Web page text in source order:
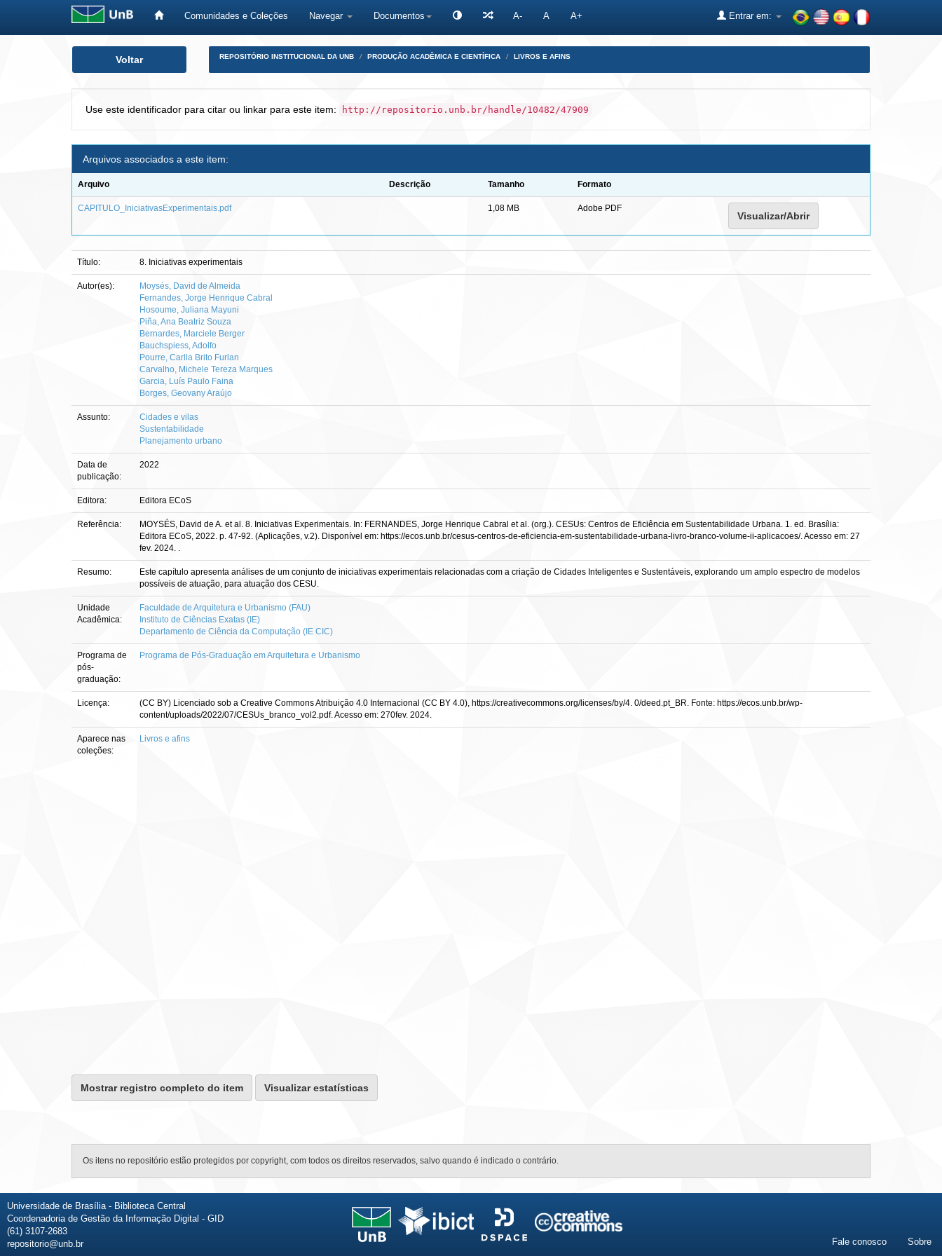
Comunidades e Coleções Navegar Documentos A- A A+ Entrar em:
Voltar REPOSITÓRIO INSTITUCIONAL DA UNB PRODUÇÃO ACADÊMICA E CIENTÍFICA LIVROS E AFINS
Use este identificador para citar ou linkar para este item: http://repositorio.unb.br/handle/10482/47909
Arquivos associados a este item:
Arquivo Descrição Tamanho Formato
CAPITULO_IniciativasExperimentais.pdf 1,08 MB Adobe PDF
Visualizar/Abrir
Título: 8. Iniciativas experimentais
Autor(es):
Moysés, David de Almeida
Fernandes, Jorge Henrique Cabral
Hosoume, Juliana Mayuni
Piña, Ana Beatriz Souza
Bernardes, Marciele Berger
Bauchspiess, Adolfo
Pourre, Carlla Brito Furlan
Carvalho, Michele Tereza Marques
Garcia, Luís Paulo Faina
Borges, Geovany Araújo
Assunto:
Cidades e vilas
Sustentabilidade
Planejamento urbano
Data de
publicação:
2022
Editora: Editora ECoS
Referência:
MOYSÉS, David de A. et al. 8. Iniciativas Experimentais. In: FERNANDES, Jorge Henrique Cabral et al. (org.). CESUs: Centros de Eficiência em Sustentabilidade Urbana. 1. ed. Brasília:
Editora ECoS, 2022. p. 47-92. (Aplicações, v.2). Disponível em: https://ecos.unb.br/cesus-centros-de-eficiencia-em-sustentabilidade-urbana-livro-branco-volume-ii-aplicacoes/. Acesso em: 27
fev. 2024. .
Resumo:
Este capítulo apresenta análises de um conjunto de iniciativas experimentais relacionadas com a criação de Cidades Inteligentes e Sustentáveis, explorando um amplo espectro de modelos
possíveis de atuação, para atuação dos CESU.
Unidade
Acadêmica:
Faculdade de Arquitetura e Urbanismo (FAU)
Instituto de Ciências Exatas (IE)
Departamento de Ciência da Computação (IE CIC)
Programa de
pós-
graduação:
Programa de Pós-Graduação em Arquitetura e Urbanismo
Licença:
(CC BY) Licenciado sob a Creative Commons Atribuição 4.0 Internacional (CC BY 4.0), https://creativecommons.org/licenses/by/4. 0/deed.pt_BR. Fonte: https://ecos.unb.br/wp-
content/uploads/2022/07/CESUs_branco_vol2.pdf. Acesso em: 270fev. 2024.
Aparece nas
coleções:
Livros e afins
Mostrar registro completo do item Visualizar estatísticas
Os itens no repositório estão protegidos por copyright, com todos os direitos reservados, salvo quando é indicado o contrário.
Universidade de Brasília - Biblioteca Central
Coordenadoria de Gestão da Informação Digital - GID
(61) 3107-2683
repositorio@unb.br
Fale conosco Sobre